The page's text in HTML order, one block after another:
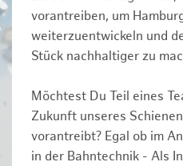
vorantreiben, um
weiterzuentwickeln und
Stück nachhaltiger zu
Möchtest Du Teil eines
Zukunft unseres
vorantreibt? Egal ob im
in der Bahntechnik - Als